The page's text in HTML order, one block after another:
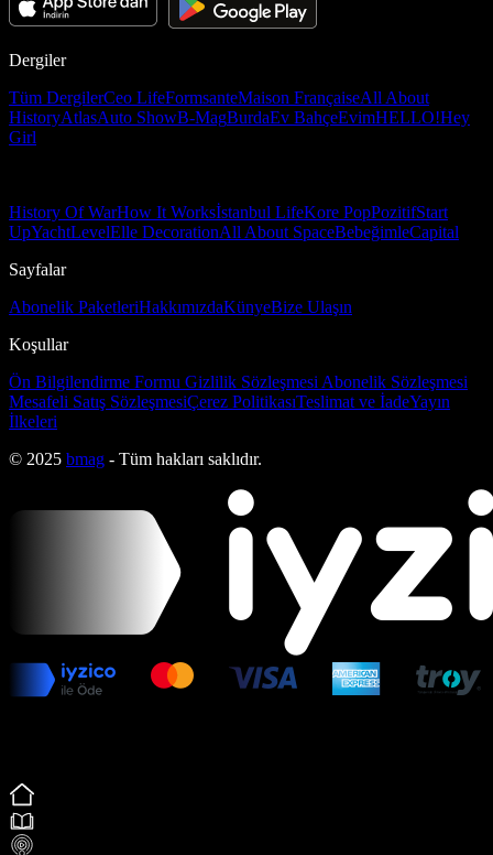
Dergiler
Tüm DergilerCeo LifeFormsanteMaison FrançaiseAll About
HistoryAtlasAuto ShowB-MagBurdaEv BahçeEvimHELLO!Hey
Girl
History Of WarHow It Worksİstanbul LifeKore PopPozitifStart
UpYachtLevelElle DecorationAll About SpaceBebeğimleCapital
Sayfalar
Abonelik PaketleriHakkımızdaKünyeBize Ulaşın
Koşullar
Ön Bilgilendirme Formu Gizlilik Sözleşmesi Abonelik Sözleşmesi
Mesafeli Satış SözleşmesiÇerez PolitikasıTeslimat ve İadeYayın
İlkeleri
© 2025 bmag - Tüm hakları saklıdır.